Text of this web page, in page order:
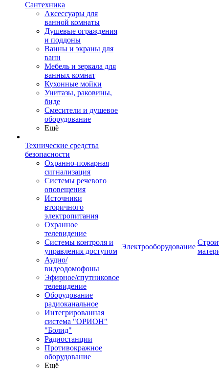
Сантехника
Аксессуары для
ванной комнаты
Душевые ограждения
и поддоны
Ванны и экраны для
ванн
Мебель и зеркала для
ванных комнат
Кухонные мойки
Унитазы, раковины,
биде
Смесители и душевое
оборудование
Ещё
Технические средства
безопасности
Охранно-пожарная
сигнализация
Системы речевого
оповещения
Источники
вторичного
электропитания
Охранное
телевидение
Системы контроля и
управления доступом
Аудио/
видеодомофоны
Эфирное/спутниковое
телевидение
Оборудование
радиоканальное
Интегрированная
система "ОРИОН"
"Болид"
Радиостанции
Противокражное
оборудование
Ещё
Электрооборудование